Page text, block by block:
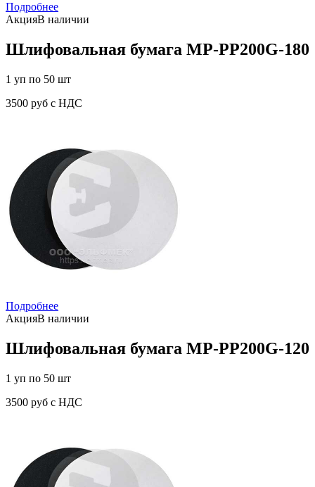
Подробнее
АкцияВ наличии
Шлифовальная бумага MP-PP200G-180
1 уп по 50 шт
3500 руб с НДС
Подробнее
АкцияВ наличии
Шлифовальная бумага MP-PP200G-120
1 уп по 50 шт
3500 руб с НДС